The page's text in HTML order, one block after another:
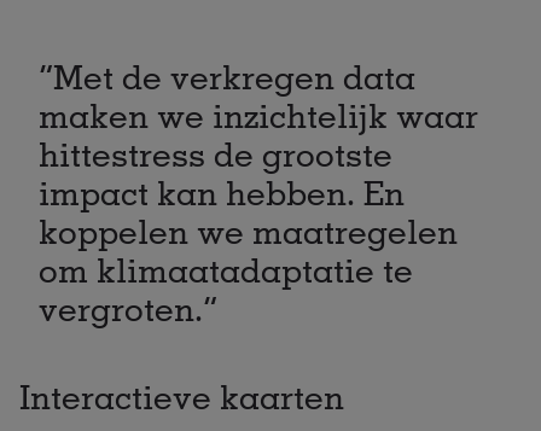
Met de verkregen data
maken we inzichtelijk waar
hittestress de grootste
impact kan hebben. En
koppelen we maatregelen
om klimaatadaptatie te
vergroten.
Interactieve kaarten